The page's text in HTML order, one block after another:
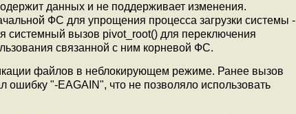
данных и не поддерживает изменения.
ФС для упрощения процесса загрузки системы -
системный вызов pivot_root() для переключения
связанной с ним корневой ФС.
файлов в неблокирующем режиме. Ранее вызов
"-EAGAIN", что не позволяло использовать